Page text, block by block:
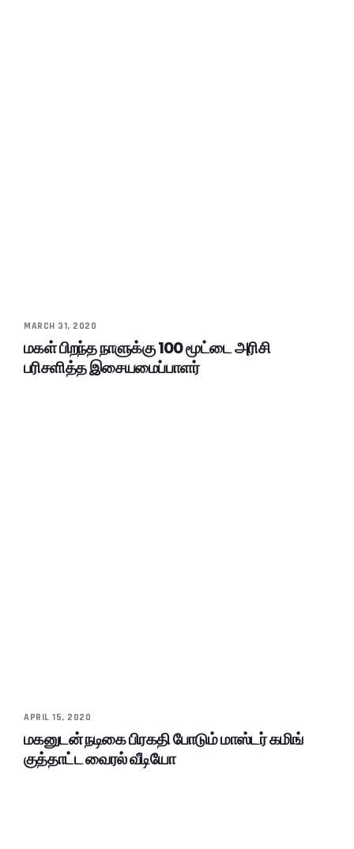
MARCH 31, 2020
மகள் பிறந்த நாளுக்கு 100 மூட்டை அரிசி
பரிசளித்த இசையமைப்பாளர்
APRIL 15, 2020
மகனுடன் நடிகை பிரகதி போடும் மாஸ்டர் கமிங்
குத்தாட்ட வைரல் வீடியோ